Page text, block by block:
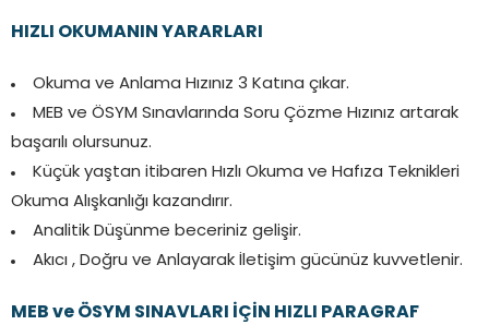
HIZLI OKUMANIN YARARLARI
Okuma ve Anlama Hızınız 3 Katına çıkar.
MEB ve ÖSYM Sınavlarında Soru Çözme Hızınız artarak
başarılı olursunuz.
Küçük yaştan itibaren Hızlı Okuma ve Hafıza Teknikleri
Okuma Alışkanlığı kazandırır.
Analitik Düşünme beceriniz gelişir.
Akıcı , Doğru ve Anlayarak İletişim gücünüz kuvvetlenir.
MEB ve ÖSYM SINAVLARI İÇİN HIZLI PARAGRAF